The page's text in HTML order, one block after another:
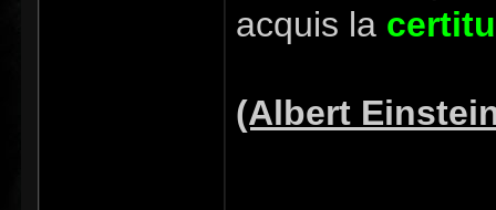
acquis la
(Albert